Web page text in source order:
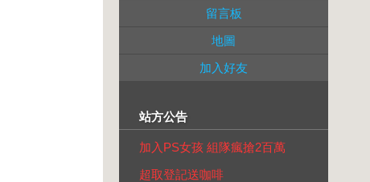
留言板
地圖
加入好友
站方公告
加入PS女孩 組隊瘋搶2百萬
超取登記送咖啡